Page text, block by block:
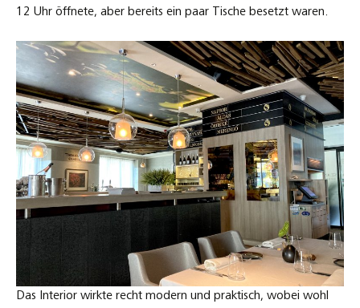
12 Uhr öffnete, aber bereits ein paar Tische besetzt waren.
Das Interior wirkte recht modern und praktisch, wobei wohl